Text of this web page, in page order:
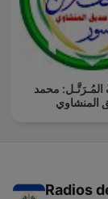
محمد
المنشاوي
Radios